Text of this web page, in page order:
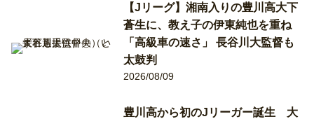
【Jリーグ】湘南入りの豊川高大下
蒼生に、教え子の伊東純也を重ね
「高級車の速さ」 長谷川大監督も
太鼓判
2026/08/09
豊川高から初のJリーガー誕生 大